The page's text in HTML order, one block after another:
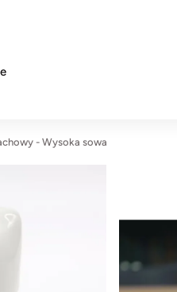
- Wysoka sowa